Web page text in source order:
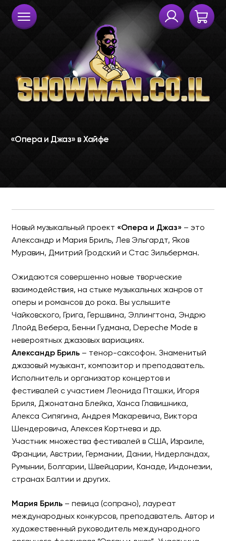
«Опера и Джаз» в Хайфе
Новый музыкальный проект «Опера и Джаз»– это
Александр и Мария Бриль, Лев Эльгардт, Яков
Муравин, Дмитрий Гродский и Стас Зильберман.
Ожидаются совершенно новые творческие
взаимодействия, на стыке музыкальных жанров от
оперы и романсов до рока. Вы услышите
Чайковского, Грига, Гершвина, Эллингтона, Эндрю
Ллойд Вебера, Бенни Гудмана, Depeche Mode в
невероятных джазовых вариациях.
Александр Бриль– тенор-саксофон. Знаменитый
джазовый музыкант, композитор и преподаватель.
Исполнитель и организатор концертов и
фестивалей с участием Леонида Пташки, Игоря
Бриля, Джонатана Блейка, Ханса Главишника,
Алекса Сипягина, Андрея Макаревича, Виктора
Шендеровича, Алексея Кортнева и др.
Участник множества фестивалей в США, Израиле,
Франции, Австрии, Германии, Дании, Нидерландах,
Румынии, Болгарии, Швейцарии, Канаде, Индонезии,
странах Балтии и других.
Мария Бриль– певица (сопрано), лауреат
международных конкурсов, преподаватель. Автор и
художественный руководитель международного